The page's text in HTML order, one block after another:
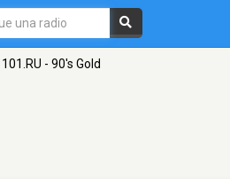
101.RU - 90's Gold